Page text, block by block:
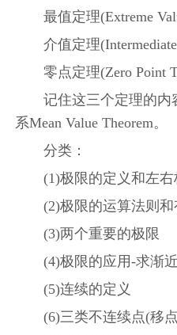
最值定理(Extreme
介值定理(Intermediate
零点定理(Zero Point
记住这三个定理的内
系Mean Value Theorem。
分类：
(1)极限的定义和左右
(2)极限的运算法则和
(3)两个重要的极限
(4)极限的应用-求渐
(5)连续的定义
(6)三类不连续点(移点